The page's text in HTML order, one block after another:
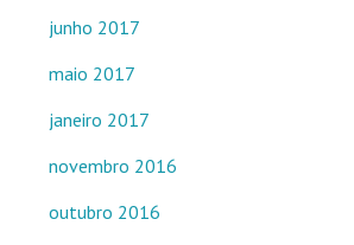
junho 2017
maio 2017
janeiro 2017
novembro 2016
outubro 2016